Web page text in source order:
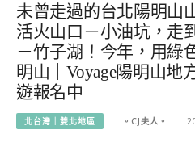
未曾走過的台北陽明山
活火山口－小油坑，走
－竹子湖！今年，用綠
明山｜Voyage陽明山地
遊報名中
北台灣｜雙北地區 。CJ夫人。